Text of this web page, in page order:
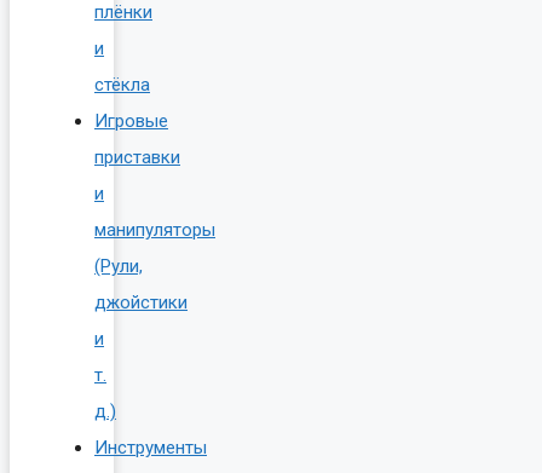
плёнки
и
стёкла
Игровые
приставки
и
манипуляторы
(Рули,
джойстики
и
т.
д.)
Инструменты